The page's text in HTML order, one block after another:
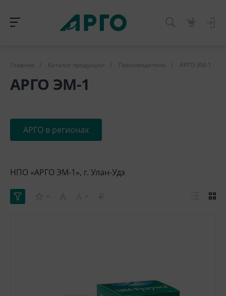
Главная / Каталог продукции / Производители / АРГО ЭМ-1
АРГО ЭМ-1
АРГО в регионах
НПО «АРГО ЭМ-1», г. Улан-Удэ